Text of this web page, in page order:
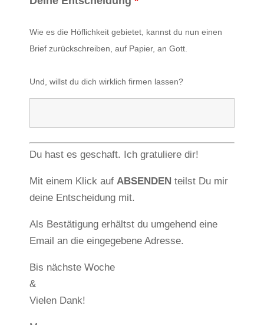
Wie es die Höflichkeit gebietet, kannst du nun einen
Brief zurückschreiben, auf Papier, an Gott.
Und, willst du dich wirklich firmen lassen?
Du hast es geschaft. Ich gratuliere dir!
Mit einem Klick auf ABSENDEN teilst Du mir
deine Entscheidung mit.
Als Bestätigung erhältst du umgehend eine
Email an die eingegebene Adresse.
Bis nächste Woche
&
Vielen Dank!